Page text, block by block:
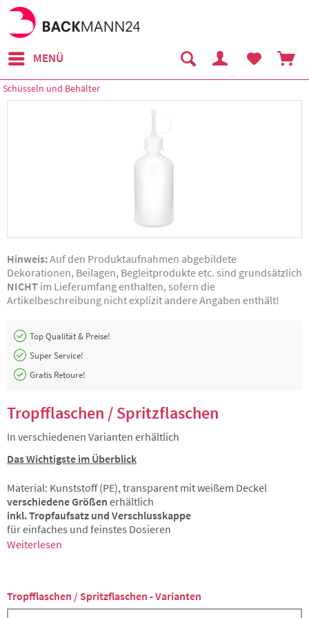
MENÜ
Schüsseln und Behälter
Hinweis:Auf den Produktaufnahmen abgebildete
Dekorationen, Beilagen, Begleitprodukte etc. sind grundsätzlich
NICHT im Lieferumfang enthalten, sofern die
Artikelbeschreibung nicht explizit andere Angaben enthält!
Top Qualität & Preise!
Super Service!
Gratis Retoure!
Tropfflaschen / Spritzflaschen
In verschiedenen Varianten erhältlich
Das Wichtigste im Überblick
Material: Kunststoff (PE), transparent mit weißem Deckel
verschiedene Größen erhältlich
inkl. Tropfaufsatz und Verschlusskappe
für einfaches und feinstes Dosieren
Weiterlesen
Tropfflaschen / Spritzflaschen - Varianten